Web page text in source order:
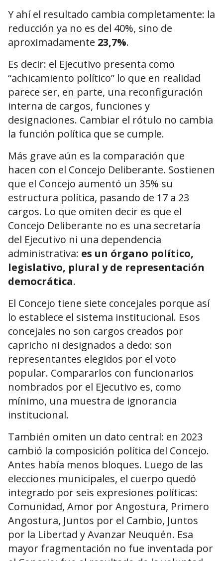
Y ahí el resultado cambia completamente: la
reducción ya no es del 40%, sino de
aproximadamente 23,7%.
Es decir: el Ejecutivo presenta como
“achicamiento político” lo que en realidad
parece ser, en parte, una reconfiguración
interna de cargos, funciones y
designaciones. Cambiar el rótulo no cambia
la función política que se cumple.
Más grave aún es la comparación que
hacen con el Concejo Deliberante. Sostienen
que el Concejo aumentó un 35% su
estructura política, pasando de 17 a 23
cargos. Lo que omiten decir es que el
Concejo Deliberante no es una secretaría
del Ejecutivo ni una dependencia
administrativa: es un órgano político,
legislativo, plural y de representación
democrática.
El Concejo tiene siete concejales porque así
lo establece el sistema institucional. Esos
concejales no son cargos creados por
capricho ni designados a dedo: son
representantes elegidos por el voto
popular. Compararlos con funcionarios
nombrados por el Ejecutivo es, como
mínimo, una muestra de ignorancia
institucional.
También omiten un dato central: en 2023
cambió la composición política del Concejo.
Antes había menos bloques. Luego de las
elecciones municipales, el cuerpo quedó
integrado por seis expresiones políticas:
Comunidad, Amor por Angostura, Primero
Angostura, Juntos por el Cambio, Juntos
por la Libertad y Avanzar Neuquén. Esa
mayor fragmentación no fue inventada por